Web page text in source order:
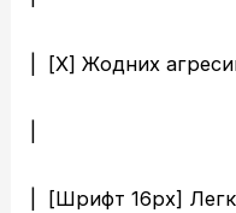
| [Х] Жодних
| [Шрифт 16px]